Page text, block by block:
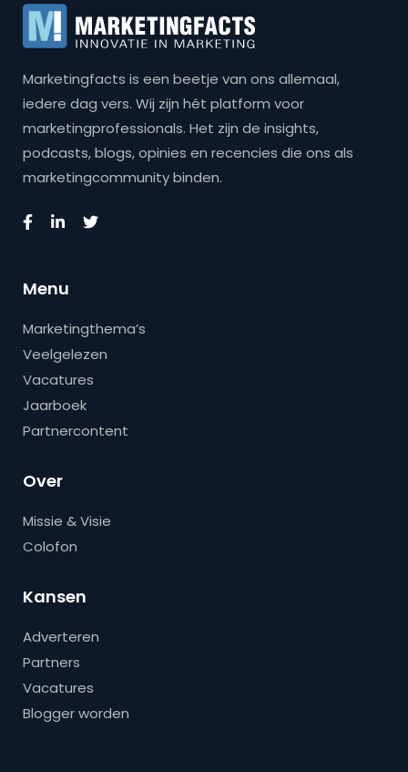
Marketingfacts is een beetje van ons allemaal,
iedere dag vers. Wij zijn hét platform voor
marketingprofessionals. Het zijn de insights,
podcasts, blogs, opinies en recencies die ons als
marketingcommunity binden.
Menu
Marketingthema’s
Veelgelezen
Vacatures
Jaarboek
Partnercontent
Over
Missie & Visie
Colofon
Kansen
Adverteren
Partners
Vacatures
Blogger worden